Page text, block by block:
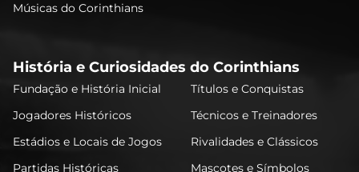
Músicas do Corinthians
História e Curiosidades do Corinthians
Fundação e História Inicial
Títulos e Conquistas
Jogadores Históricos
Técnicos e Treinadores
Estádios e Locais de Jogos
Rivalidades e Clássicos
Partidas Históricas
Mascotes e Símbolos